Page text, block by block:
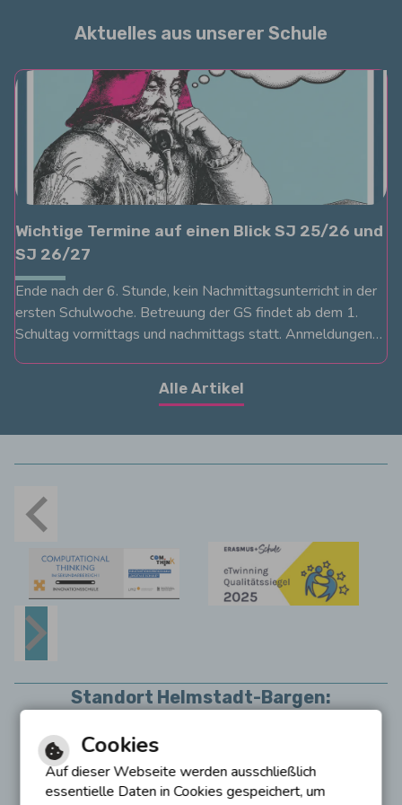
Aktuelles aus unserer Schule
Wichtige Termine auf einen Blick SJ 25/26 und
SJ 26/27
Ende nach der 6. Stunde, kein Nachmittagsunterricht in der
ersten Schulwoche. Betreuung der GS findet ab dem 1.
Schultag vormittags und nachmittags statt. Anmeldungen
richten Sie bitte an: betreuung@gruseneck.de
Alle Artikel
Standort Helmstadt-Bargen:
74921 Helmstadt
07263 / 777
Cookies
Auf dieser Webseite werden ausschließlich
essentielle Daten in Cookies gespeichert, um